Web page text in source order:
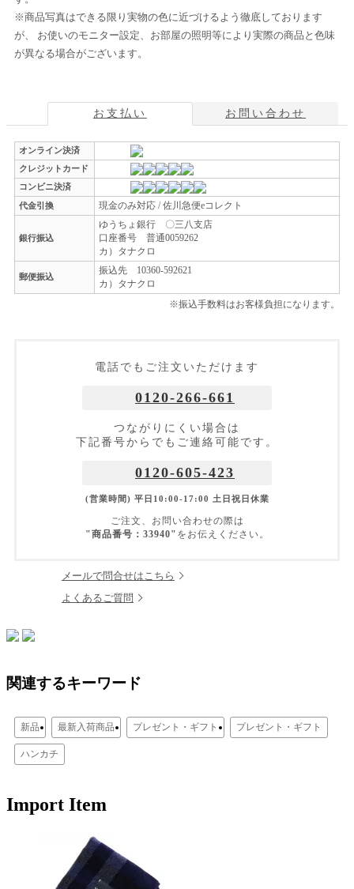
※商品写真はできる限り実物の色に近づけるよう徹底しております
が、 お使いのモニター設定、お部屋の照明等により実際の商品と色味
が異なる場合がございます。
お支払い お問い合わせ
オンライン決済
クレジットカード
コンビニ決済
代金引換
現金のみ対応 / 佐川急便eコレクト
銀行振込
ゆうちょ銀行 〇三八支店
口座番号 普通0059262
カ）タナクロ
郵便振込
振込先 10360-592621
カ）タナクロ
※振込手数料はお客様負担になります。
電話でもご注文いただけます
0120-266-661
つながりにくい場合は
下記番号からでもご連絡可能です。
0120-605-423
(営業時間) 平日10:00-17:00 土日祝日休業
ご注文、お問い合わせの際は
"商品番号：33940" をお伝えください。
メールで問合せはこちら
よくあるご質問
関連するキーワード
新品 最新入荷商品 プレゼント・ギフト プレゼント・ギフト
ハンカチ
Import Item